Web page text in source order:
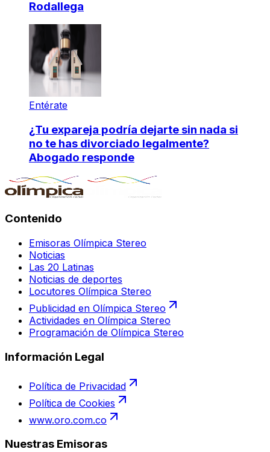
Rodallega
Entérate
¿Tu expareja podría dejarte sin nada si
no te has divorciado legalmente?
Abogado responde
Contenido
Emisoras Olímpica Stereo
Noticias
Las 20 Latinas
Noticias de deportes
Locutores Olímpica Stereo
Publicidad en Olímpica Stereo
Actividades en Olímpica Stereo
Programación de Olímpica Stereo
Información Legal
Política de Privacidad
Política de Cookies
www.oro.com.co
Nuestras Emisoras